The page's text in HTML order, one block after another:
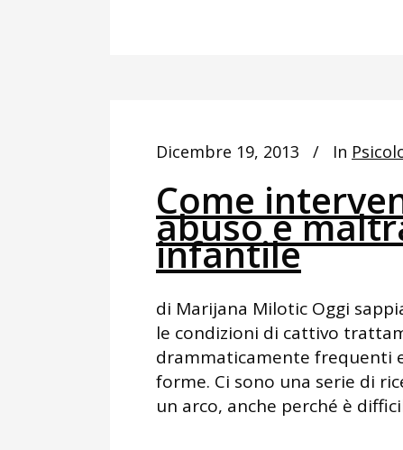
Dicembre 19, 2013 In
Come
abuso e
infantile
di Marijana Milotic Oggi
le condizioni di cattivo
drammaticamente frequenti
forme. Ci sono una serie di
un arco, anche perché è